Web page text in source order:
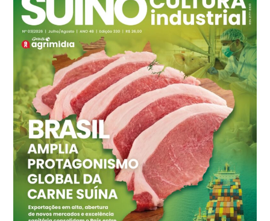
cx
Ovo Branco - Regional
Branco
R$ 145,34
cx
Ovo Vermelho - Regional
Grande São Paulo (SP)
R$ 155,59
cx
Ovo Vermelho - Regional
Vermelho
R$ 159,31
cx
Ovo Branco - Regional